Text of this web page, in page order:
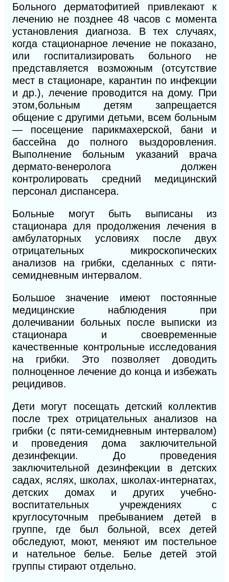
Больного дерматофитией привлекают к
лечению не позднее 48 часов с момента
установления диагноза. В тех случаях,
когда стационарное лечение не показано,
или госпитализировать больного не
представляется возможным (отсутствие
мест в стационаре, карантин по инфекции
и др.), лечение проводится на дому. При
этом,больным детям запрещается
общение с другими детьми, всем больным
— посещение парикмахерской, бани и
бассейна до полного выздоровления.
Выполнение больным указаний врача
дермато-венеролога должен
контролировать средний медицинский
персонал диспансера.
Больные могут быть выписаны из
стационара для продолжения лечения в
амбулаторных условиях после двух
отрицательных микроскопических
анализов на грибки, сделанных с пяти-
семидневным интервалом.
Большое значение имеют постоянные
медицинские наблюдения при
долечивании больных после выписки из
стационара и своевременные
качественные контрольные исследования
на грибки. Это позволяет доводить
полноценное лечение до конца и избежать
рецидивов.
Дети могут посещать детский коллектив
после трех отрицательных анализов на
грибки (с пяти-семидневным интервалом)
и проведения дома заключительной
дезинфекции. До проведения
заключительной дезинфекции в детских
садах, яслях, школах, школах-интернатах,
детских домах и других учебно-
воспитательных учреждениях с
круглосуточным пребыванием детей в
группе, где был больной, всех детей
обследуют, моют, меняют им постельное
и нательное белье. Белье детей этой
группы стирают отдельно.